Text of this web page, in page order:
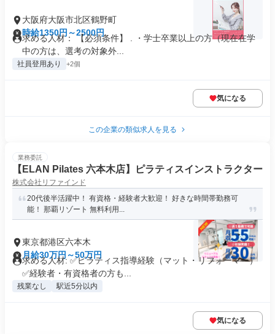
大阪府大阪市北区鶴野町
時給1350円～2500円
求める人材： 【必須条件】 . ・学士卒業以上の方（現在在学
中の方は、選考の対象外...
社員登用あり +2個
気になる
この企業の類似求人を見る
業務委託
【ELAN Pilates 六本木店】ピラティスインストラクター
株式会社リファインド
20代後半活躍中！ 有資格・経験者大歓迎！ 好きな時間帯勤務可
能！ 那覇リゾート 無料利用...
東京都港区六本木
月給30万円～50万円
求める人材: ✅ピラティス指導経験（マット・リフォーマー）
✅経験者・有資格者の方も...
残業なし 駅近5分以内
気になる